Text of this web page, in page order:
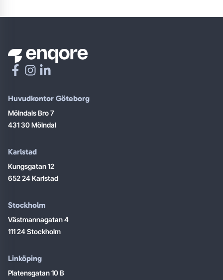
Huvudkontor Göteborg
Mölndals Bro 7
431 30 Mölndal
Karlstad
Kungsgatan 12
652 24 Karlstad
Stockholm
Västmannagatan 4
111 24 Stockholm
Linköping
Platensgatan 10 B